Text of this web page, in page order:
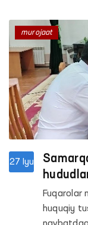
kitob
norozilik
27 Iyu
Fuqarolar
huquqiy
murojaat